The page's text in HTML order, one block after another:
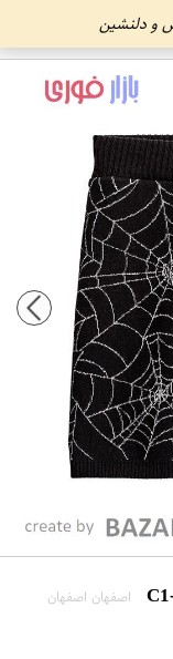
و دلنشین
اصفهان اصفهان